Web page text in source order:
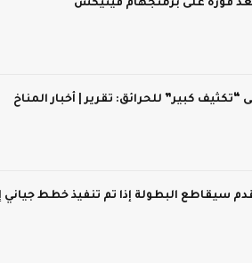
“تكثيف كبير” للحرائق: تقرير | أخبار المناخ
سيقاطع البطولة إذا تم تنفيذ خطط جياني